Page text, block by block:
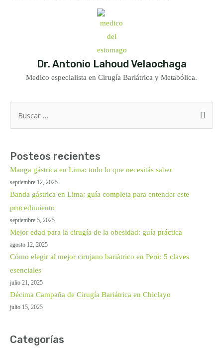
Dr. Antonio Lahoud Velaochaga
Medico especialista en Cirugía Bariátrica y Metabólica.
Buscar
por:
Posteos recientes
Manga gástrica en Lima: todo lo que necesitás saber
septiembre 12, 2025
Banda gástrica en Lima: guía completa para entender este
procedimiento
septiembre 5, 2025
Mejor edad para la cirugía de la obesidad: guía práctica
agosto 12, 2025
Cómo elegir al mejor cirujano bariátrico en Perú: 5 claves
esenciales
julio 21, 2025
Décima Campaña de Cirugía Bariátrica en Chiclayo
julio 15, 2025
Categorías